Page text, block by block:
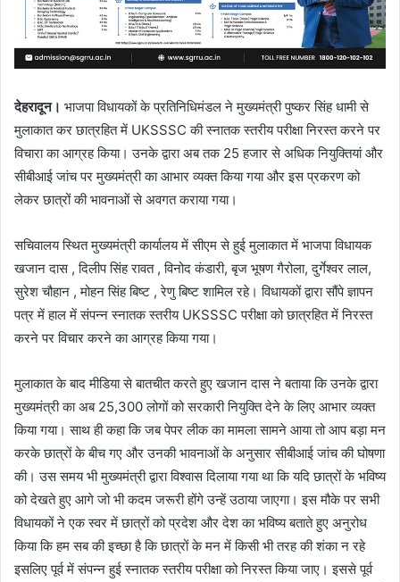
देहरादून। भाजपा विधायकों के प्रतिनिधिमंडल ने मुख्यमंत्री पुष्कर सिंह धामी से
मुलाकात कर छात्रहित में UKSSSC की स्नातक स्तरीय परीक्षा निरस्त करने पर
विचारा का आग्रह किया। उनके द्वारा अब तक 25 हजार से अधिक नियुक्तियां और
सीबीआई जांच पर मुख्यमंत्री का आभार व्यक्त किया गया और इस प्रकरण को
लेकर छात्रों की भावनाओं से अवगत कराया गया।
सचिवालय स्थित मुख्यमंत्री कार्यालय में सीएम से हुई मुलाकात में भाजपा विधायक
खजान दास , दिलीप सिंह रावत , विनोद कंडारी, बृज भूषण गैरोला, दुर्गेश्वर लाल,
सुरेश चौहान , मोहन सिंह बिष्ट , रेणु बिष्ट शामिल रहे। विधायकों द्वारा सौंपे ज्ञापन
पत्र में हाल में संपन्न स्नातक स्तरीय UKSSSC परीक्षा को छात्रहित में निरस्त
करने पर विचार करने का आग्रह किया गया।
मुलाकात के बाद मीडिया से बातचीत करते हुए खजान दास ने बताया कि उनके द्वारा
मुख्यमंत्री का अब 25,300 लोगों को सरकारी नियुक्ति देने के लिए आभार व्यक्त
किया गया। साथ ही कहा कि जब पेपर लीक का मामला सामने आया तो आप बड़ा मन
करके छात्रों के बीच गए और उनकी भावनाओं के अनुसार सीबीआई जांच की घोषणा
की। उस समय भी मुख्यमंत्री द्वारा विश्वास दिलाया गया था कि यदि छात्रों के भविष्य
को देखते हुए आगे जो भी कदम जरूरी होंगे उन्हें उठाया जाएगा। इस मौके पर सभी
विधायकों ने एक स्वर में छात्रों को प्रदेश और देश का भविष्य बताते हुए अनुरोध
किया कि हम सब की इच्छा है कि छात्रों के मन में किसी भी तरह की शंका न रहे
इसलिए पूर्व में संपन्न हुई स्नातक स्तरीय परीक्षा को निरस्त किया जाए। इससे पूर्व